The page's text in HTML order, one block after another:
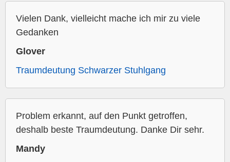
Vielen Dank, vielleicht mache ich mir zu viele
Gedanken
Glover
Traumdeutung Schwarzer Stuhlgang
Problem erkannt, auf den Punkt getroffen,
deshalb beste Traumdeutung. Danke Dir sehr.
Mandy